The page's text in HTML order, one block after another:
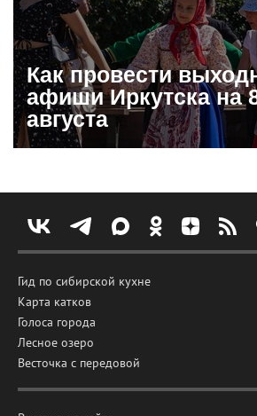
Как провести
афиши Иркутска на
августа
Гид по сибирской кухне
Карта катков
Голоса города
Лесное озеро
Весточка с передовой